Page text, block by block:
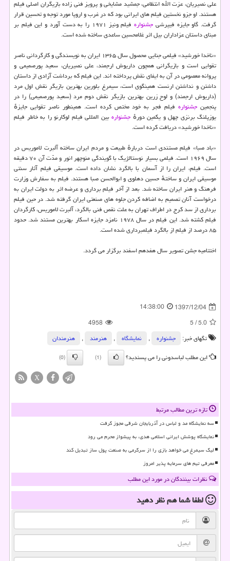
علی نصیریان، عزت الله انتظامی، جمشید مشایخی و پرویز فنی زاده بازیگران اصلی فیلم
هستند. او جزو نخستین فیلم های ایرانی بود كه در غرب و اروپا مورد توجه و تحسین قرار
گرفت. گاو جایزه فیپرشی جشنواره
فیلم ونیز ۱۹۷۱ را به دست آورد و این فیلم بر
مبنای داستان عزاداران بیل اثر غلامحسین ساعدی ساخته شده است.
«ناخدا خورشید» فیلمی جنایی محصول سال ۱۳۶۵ ایران به نویسندگی و كارگردانی ناصر
تقوایی است و بازیگرانی همچون داریوش ارجمند، علی نصیریان، سعید پورصمیمی و
پروانه معصومی در آن به ایفای نقش پرداخته اند. این فیلم كه برداشت آزادی از داستان
داشتن و نداشتن ارنست همینگوی است، سیمرغ بلورین بهترین بازیگر نقش اول مرد
(داریوش ارجمند) و لوح زرین بهترین بازیگر نقش دوم مرد (سعید پورصمیمی) را در
پنجمین جشنوارهفیلم فجر به خود مختص كرده است. همینطور ناصر تقوایی جایزهٔ
یوزپلنگ برنزی چهل و یكمین دورهٔ جشنوارهبین المللی فیلم لوكارنو را به خاطر فیلم
«ناخدا خورشید» دریافت كرده است.
«باد صبا» فیلم مستندی است دربارهٔ طبیعت و مردم ایران ساخته آلبرت لاموریس در
سال ۱۹۶۹ است. فیلمی بسیار نوستالژیك با گویندگی منوچهر انور و مدّت آن ۷۰ دقیقه
است. فیلم، ایران را از آسمان با بالگرد نشان داده است. موسیقی فیلم آثار سنتی
موسیقی ایران و ساختهٔ حسین دهلوی و ابوالحسن صبا هستند. فیلم به سفارش وزارت
فرهنگ و هنر ایران ساخته شد. بعد از آخر فیلم برداری و عرضه اثر به دولت ایران به
درخواست آنان تصمیم به اضافه كردن جلوه های صنعتی ایران گرفته شد. در حین فیلم
برداری از سد كرج در اطراف تهران به علت نقص فنی بالگرد، آلبرت لاموریس، كارگردان
فیلم كشته شد. این فیلم در سال ۱۹۷۸ نامزد جایزه اسكار بهترین مستند شد. حدود
۸۵ درصد از فیلم از بالگرد فیلمبرداری شده است.
اختتامیه جشن تصویر سال هفدهم اسفند برگزار می گردد.
1397/12/04
14:38:00
5.0
/
5
4958
تگهای خبر:
جشنواره , نمایشگاه , هنرمند ,
هنرمندان
این مطلب لباسدونی را می پسندید؟
(1)
(0)
X
تازه ترین مطالب مرتبط
سه نمایشگاه مد و لباس در آذربایجان شرقی مجوز گرفت
نمایشگاه پوشش ایرانی اسلامی هدی، به پیشواز محرم می رود
لیگ سیمرغ می خواهد بازی را از سرگرمی به صنعت پول ساز تبدیل کند
معرفی تیم های سرمایه پذیر امروز
نظرات بینندگان در مورد این مطلب
لطفا شما همنظر دهید